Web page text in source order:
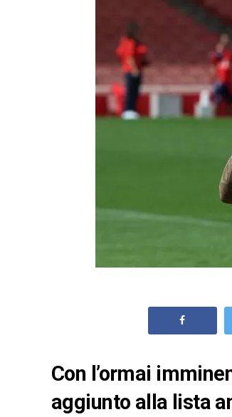
Con l’ormai
aggiunto alla lista